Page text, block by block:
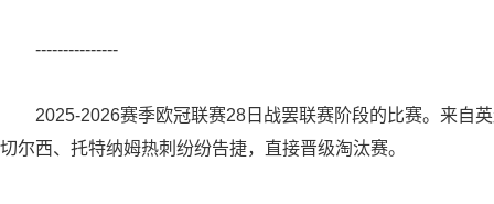
---------------
2025-2026赛季欧冠联赛28日战罢联赛阶段的比赛。来自
切尔西、托特纳姆热刺纷纷告捷，直接晋级淘汰赛。